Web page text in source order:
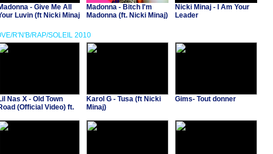
- Give Me All
Luvin (ft Nicki Minaj
Madonna - Bitch I'm
Madonna (ft. Nicki Minaj)
Nicki Minaj - I Am Your
Leader
R'N'B/RAP/SOLEIL 2010
Nas X - Old Town
(Official Video) ft.
Karol G - Tusa (ft Nicki
Minaj)
Gims- Tout donner